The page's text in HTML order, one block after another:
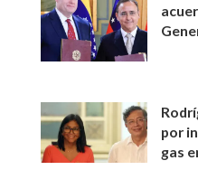
por
gas